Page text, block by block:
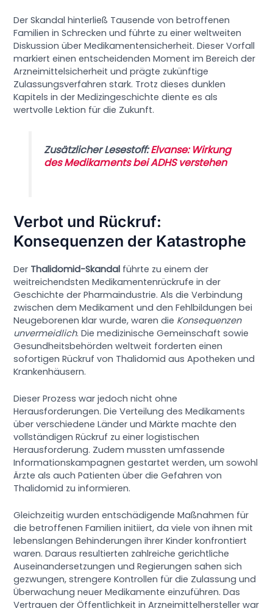
Der Skandal hinterließ Tausende von betroffenen
Familien in Schrecken und führte zu einer weltweiten
Diskussion über Medikamentensicherheit. Dieser Vorfall
markiert einen entscheidenden Moment im Bereich der
Arzneimittelsicherheit und prägte zukünftige
Zulassungsverfahren stark. Trotz dieses dunklen
Kapitels in der Medizingeschichte diente es als
wertvolle Lektion für die Zukunft.
Zusätzlicher Lesestoff:Elvanse: Wirkung
des Medikaments bei ADHS verstehen
Verbot und Rückruf:
Konsequenzen der Katastrophe
Der Thalidomid-Skandal führte zu einem der
weitreichendsten Medikamentenrückrufe in der
Geschichte der Pharmaindustrie. Als die Verbindung
zwischen dem Medikament und den Fehlbildungen bei
Neugeborenen klar wurde, waren die Konsequenzen
unvermeidlich. Die medizinische Gemeinschaft sowie
Gesundheitsbehörden weltweit forderten einen
sofortigen Rückruf von Thalidomid aus Apotheken und
Krankenhäusern.
Dieser Prozess war jedoch nicht ohne
Herausforderungen. Die Verteilung des Medikaments
über verschiedene Länder und Märkte machte den
vollständigen Rückruf zu einer logistischen
Herausforderung. Zudem mussten umfassende
Informationskampagnen gestartet werden, um sowohl
Ärzte als auch Patienten über die Gefahren von
Thalidomid zu informieren.
Gleichzeitig wurden entschädigende Maßnahmen für
die betroffenen Familien initiiert, da viele von ihnen mit
lebenslangen Behinderungen ihrer Kinder konfrontiert
waren. Daraus resultierten zahlreiche gerichtliche
Auseinandersetzungen und Regierungen sahen sich
gezwungen, strengere Kontrollen für die Zulassung und
Überwachung neuer Medikamente einzuführen. Das
Vertrauen der Öffentlichkeit in Arzneimittelhersteller war